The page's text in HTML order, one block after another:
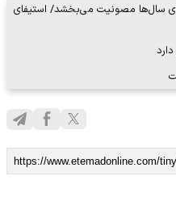
سال‌ها مصونیت می‌بخشد/ استیفای